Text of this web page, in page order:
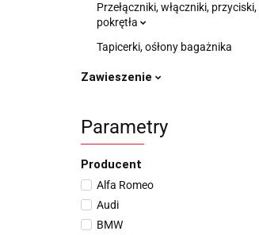
Przełączniki, włączniki, przyciski,
pokrętła
Tapicerki, ośłony bagażnika
Zawieszenie
Parametry
Producent
Alfa Romeo
Audi
BMW